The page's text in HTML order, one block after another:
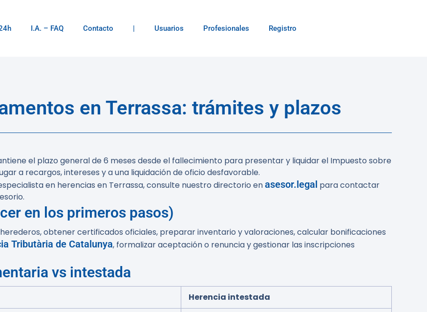
I.A. – FAQ Contacto | Usuarios Profesionales Registro
en Terrassa: trámites y plazos
el plazo general de 6 meses desde el fallecimiento para presentar y liquidar el Impuesto sobre
a recargos, intereses y a una liquidación de oficio desfavorable.
en herencias en Terrassa, consulte nuestro directorio enasesor.legal para contactar
en los primeros pasos)
obtener certificados oficiales, preparar inventario y valoraciones, calcular bonificaciones
Tributària de Catalunya, formalizar aceptación o renuncia y gestionar las inscripciones
vs intestada
Herencia intestada